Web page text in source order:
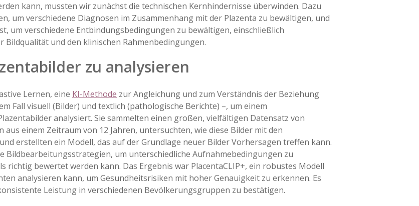
kann, mussten wir zunächst die technischen Kernhindernisse überwinden. Dazu
um verschiedene Diagnosen im Zusammenhang mit der Plazenta zu bewältigen, und
um verschiedene Entbindungsbedingungen zu bewältigen, einschließlich
Bildqualität und den klinischen Rahmenbedingungen.
zu analysieren
Lernen, eine KI-Methode zur Angleichung und zum Verständnis der Beziehung
Fall visuell (Bilder) und textlich (pathologische Berichte) –, um einem
analysiert. Sie sammelten einen großen, vielfältigen Datensatz von
einem Zeitraum von 12 Jahren, untersuchten, wie diese Bilder mit den
erstellten ein Modell, das auf der Grundlage neuer Bilder Vorhersagen treffen kann.
Bildbearbeitungsstrategien, um unterschiedliche Aufnahmebedingungen zu
richtig bewertet werden kann. Das Ergebnis war PlacentaCLIP+, ein robustes Modell
analysieren kann, um Gesundheitsrisiken mit hoher Genauigkeit zu erkennen. Es
Leistung in verschiedenen Bevölkerungsgruppen zu bestätigen.